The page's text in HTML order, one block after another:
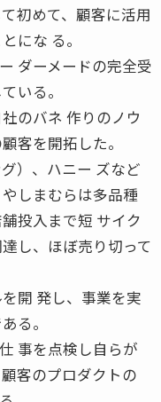
初めて、顧客に活用
にな る。
ダーメードの完全受
いる。
のバネ 作りのノウ
客を開拓した。
）、ハニー ズなど
しまむらは多品種
投入まで短 サイク
し、ほぼ売り切って
開 発し、事業を実
る。
事を点検し自らが
客のプロダクトの